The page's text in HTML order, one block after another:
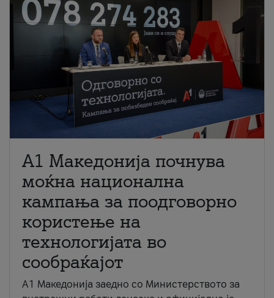
A1 Македонија почнува
моќна национална
кампања за поодговорно
користење на
технологијата во
сообраќајот
A1 Македонија заедно со Министерството за